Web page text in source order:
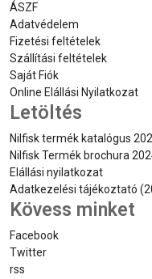
ÁSZF
Adatvédelem
Fizetési feltételek
Szállítási feltételek
Saját Fiók
Online Elállási Nyilatkozat
Letöltés
Nilfisk termék katalógus
Nilfisk Termék brochura
Elállási nyilatkozat
Adatkezelési tájékoztató
Kövess minket
Facebook
Twitter
rss